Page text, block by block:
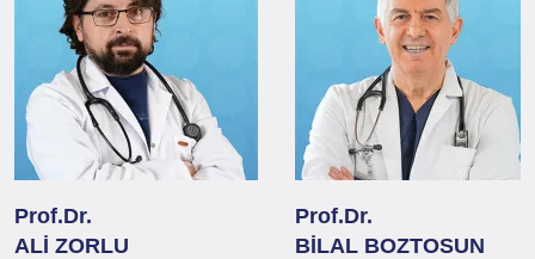
Prof.Dr.
ALİ ZORLU
Prof.Dr.
BİLAL BOZTOSUN